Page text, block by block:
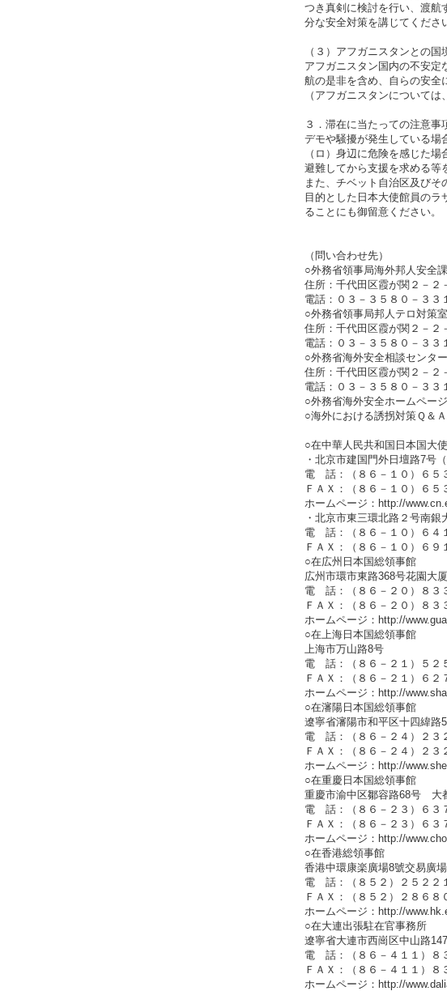
つき真剣に検討を行い、渡航
分な安全対策を講じてくださ
（３）アフガニスタンとの
アフガニスタン国内の不安
航の是非を含め、自らの安全
（アフガニスタンについて
３．滞在に当たっての注意事
デモや騒擾が発生している場
（ロ）身辺に危険を感じた
避難してから支援を求める等
また、チベット自治区及び
目的とした日本大使館員の
ることにも御留意ください。
（問い合わせ先）
○外務省領事局海外邦人安全
住所：千代田区霞が関２－２
電話：０３－３５８０－３３
○外務省領事局邦人テロ対策
住所：千代田区霞が関２－２
電話：０３－３５８０－３３
○外務省海外安全相談センタ
住所：千代田区霞が関２－２
電話：０３－３５８０－３３
○外務省海外安全ホームペー
○海外における誘拐対策Ｑ＆
○在中華人民共和国日本国大
・北京市建国門外日壇路7号（
電 話：（８６－１０）６５
ＦＡＸ：（８６－１０）６５
ホームページ：http://
・北京市東三環北路２号南銀
電 話：（８６－１０）６４
ＦＡＸ：（８６－１０）６９
○在広州日本国総領事館
広州市環市東路368号花園大厦
電 話：（８６－２０）８３
ＦＡＸ：（８６－２０）８３
ホームページ：http://
○在上海日本国総領事館
上海市万山路8号
電 話：（８６－２１）５２
ＦＡＸ：（８６－２１）６２
ホームページ：http://
○在瀋陽日本国総領事館
遼寧省瀋陽市和平区十四緯路
電 話：（８６－２４）２３
ＦＡＸ：（８６－２４）２３
ホームページ：http://
○在重慶日本国総領事館
重慶市渝中区鄒容路68号 大
電 話：（８６－２３）６３
ＦＡＸ：（８６－２３）６３
ホームページ：http://
○在香港総領事館
香港中環康楽廣場8號交易廣
電 話：（８５２）２５２２
ＦＡＸ：（８５２）２８６８
ホームページ：http://
○在大連出張駐在官事務所
遼寧省大連市西崗区中山路
電 話：（８６－４１１）８
ＦＡＸ：（８６－４１１）８
ホームページ：http://